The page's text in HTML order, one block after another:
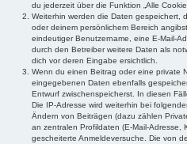
du jederzeit über die Funktion „Alle
Weiterhin werden die Daten gespeichert,
oder deinem persönlichem Bereich
eindeutiger Benutzername, eine E-Mail-
durch den Betreiber weitere Daten als
dich vor deren Eingabe ersichtlich.
Wenn du einen Beitrag oder eine private
eingegebenen Daten ebenfalls
Entwurf zwischenspeicherst. In diesen
Die IP-Adresse wird weiterhin bei
Ändern von Beiträgen (dazu zählen
an zentralen Profildaten (E-Mail-Adresse,
gescheiterte Anmeldeversuche. Die von